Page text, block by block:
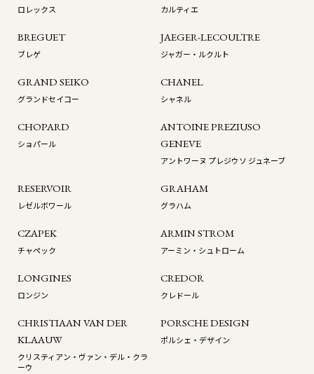
ロレックス カルティエ
BREGUET
ブレゲ
JAEGER-LECOULTRE
ジャガー・ルクルト
GRAND SEIKO
グランドセイコー
CHANEL
シャネル
CHOPARD
ショパール
ANTOINE PREZIUSO
GENEVE
アントワーヌ プレジウソ ジュネーブ
RESERVOIR
レゼルボワール
GRAHAM
グラハム
CZAPEK
チャペック
ARMIN STROM
アーミン・シュトローム
LONGINES
ロンジン
CREDOR
クレドール
CHRISTIAAN VAN DER
KLAAUW
クリスティアン・ヴァン・デル・クラ
ーウ
PORSCHE DESIGN
ポルシェ・デザイン